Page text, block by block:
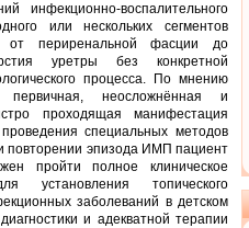
инфекционно-воспалительного
или нескольких сегментов
от периренальной фасции до
уретры без конкретной
процесса. По мнению
первичная, неосложнённая и
проходящая манифестация
специальных методов
повторении эпизода ИМП пациент
пройти полное клиническое
установления топического
заболеваний в детском
и адекватной терапии